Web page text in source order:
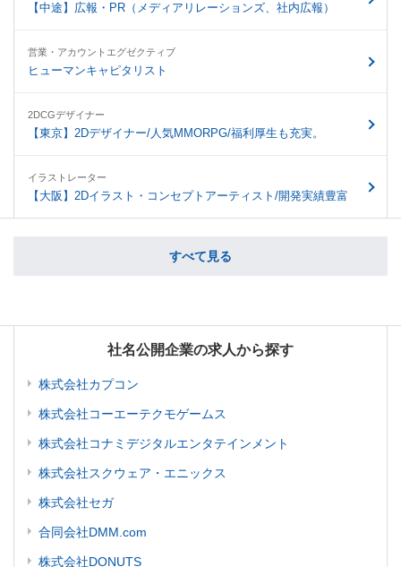
【中途】広報・PR（メディアリレーションズ、社内広報）
営業・アカウントエグゼクティブ
ヒューマンキャピタリスト
2DCGデザイナー
【東京】2Dデザイナー/人気MMORPG/福利厚生も充実。
イラストレーター
【大阪】2Dイラスト・コンセプトアーティスト/開発実績豊富
すべて見る
社名公開企業の求人から探す
株式会社カプコン
株式会社コーエーテクモゲームス
株式会社コナミデジタルエンタテインメント
株式会社スクウェア・エニックス
株式会社セガ
合同会社DMM.com
株式会社DONUTS